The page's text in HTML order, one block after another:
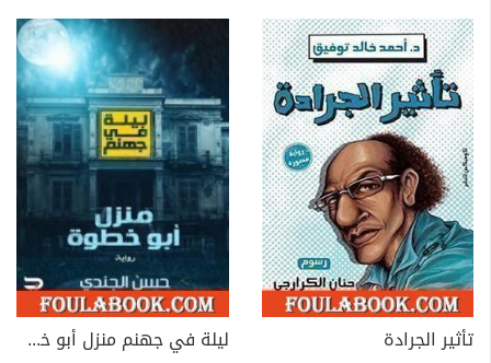
تأثير الجرادة
ليلة في جهنم منزل أبو خطوة